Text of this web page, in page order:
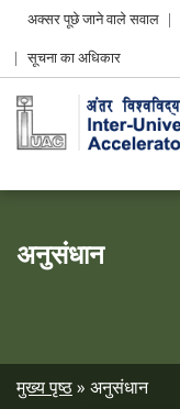
Header
menu
अक्सर पूछे जाने वाले सवाल
सूचना का अधिकार
अनुसंधान
Breadcrumb
मुख्य पृष्ठ अनुसंधान